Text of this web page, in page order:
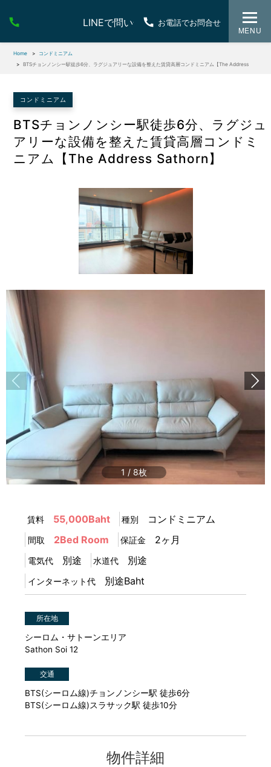
MENU
Home
コンドミニアム
BTSチョンノンシー駅徒歩6分、ラグジュアリーな設備を整えた賃貸高層コンドミニアム【The Address
コンドミニアム
BTSチョンノンシー駅徒歩6分、ラグジュ
アリーな設備を整えた賃貸高層コンドミ
ニアム【The Address Sathorn】
1 /8
賃料 55,000Baht 種別 コンドミニアム
間取 2Bed Room 保証金 2ヶ月
電気代 別途 水道代 別途
インターネット代 別途Baht
所在地
シーロム・サトーンエリア
Sathon Soi 12
交通
BTS(シーロム線)チョンノンシー駅 徒歩6分
BTS(シーロム線)スラサック駅 徒歩10分
物件詳細
LINEで問い合わせお電話でお問合せ